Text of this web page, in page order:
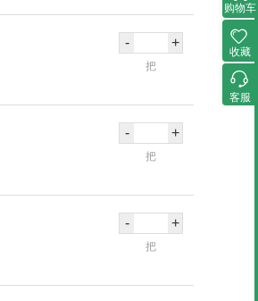
- +
把
- +
把
- +
把
购物车
收藏
客服